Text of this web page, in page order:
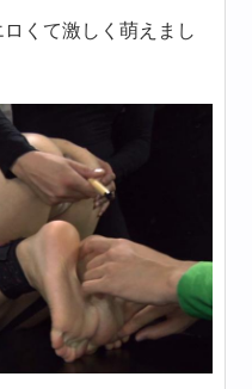
くて激しく萌えまし